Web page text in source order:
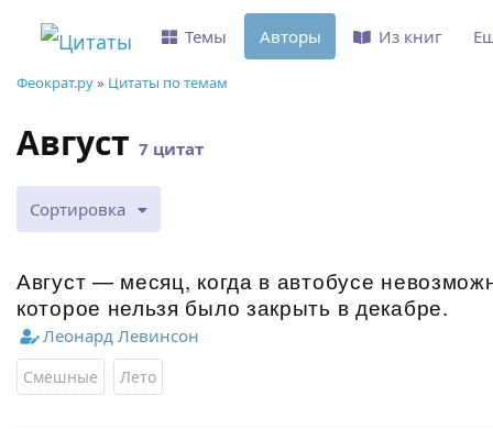
Феократ.ру» Цитаты по темам
Август 7 цитат
Сортировка
Август — месяц, когда в автобусе
которое нельзя было закрыть в декабре.
Леонард Левинсон
Смешные Лето
Темы Авторы Из книг